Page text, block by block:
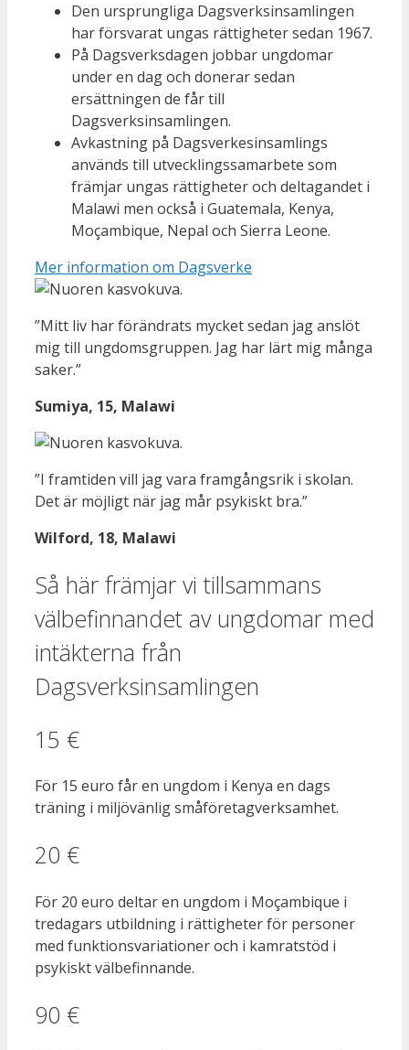
Den ursprungliga Dagsverksinsamlingen
har försvarat ungas rättigheter sedan 1967.
På Dagsverksdagen jobbar ungdomar
under en dag och donerar sedan
ersättningen de får till
Dagsverksinsamlingen.
Avkastning på Dagsverkesinsamlings
används till utvecklingssamarbete som
främjar ungas rättigheter och deltagandet i
Malawi men också i Guatemala, Kenya,
Moçambique, Nepal och Sierra Leone.
Mer information om Dagsverke
”Mitt liv har förändrats mycket sedan jag anslöt
mig till ungdomsgruppen. Jag har lärt mig många
saker.”
Sumiya, 15, Malawi
”I framtiden vill jag vara framgångsrik i skolan.
Det är möjligt när jag mår psykiskt bra.”
Wilford, 18, Malawi
Så här främjar vi tillsammans
välbefinnandet av ungdomar med
intäkterna från
Dagsverksinsamlingen
15 €
För 15 euro får en ungdom i Kenya en dags
träning i miljövänlig småföretagverksamhet.
20 €
För 20 euro deltar en ungdom i Moçambique i
tredagars utbildning i rättigheter för personer
med funktionsvariationer och i kamratstöd i
psykiskt välbefinnande.
90 €